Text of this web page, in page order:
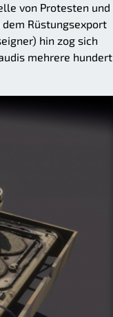
von Protesten und
Rüstungsexport
hin zog sich
mehrere hundert